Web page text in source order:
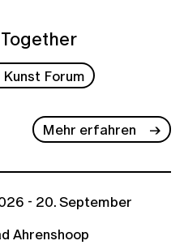
Forum
Mehr erfahren
- 20. September
Ahrenshoop